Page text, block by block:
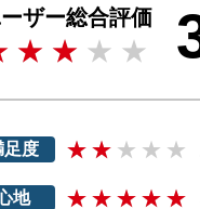
ザー総合評価
足度
地